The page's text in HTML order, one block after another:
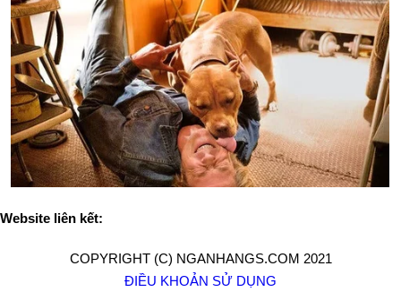
Website liên kết:
COPYRIGHT (C) NGANHANGS.COM 2021
ĐIỀU KHOẢN SỬ DỤNG